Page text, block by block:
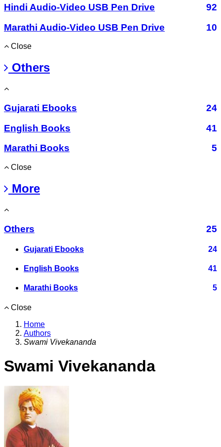
Hindi Audio-Video USB Pen Drive
92
Marathi Audio-Video USB Pen Drive
10
Close
Others
Gujarati Ebooks
24
English Books
41
Marathi Books
5
Close
More
Others 25
Gujarati Ebooks 24
English Books 41
Marathi Books 5
Close
Home
Authors
Swami Vivekananda
Swami Vivekananda